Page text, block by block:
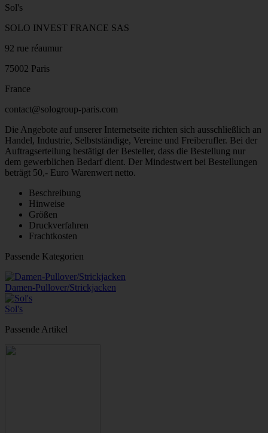
Sol's
SOLO INVEST FRANCE SAS
92 rue réaumur
75002 Paris
France
contact@sologroup-paris.com
Die Angebote auf unserer Internetseite richten sich ausschließlich an
Handel, Industrie, Selbstständige, Vereine und Freiberufler. Bei der
Auftragserteilung bestätigt der Besteller, dass die Bestellung nur
dem gewerblichen Bedarf dient. Der Mindestwert bei Bestellungen
beträgt 50,- Euro Warenwert netto.
Beschreibung
Hinweise
Größen
Druckverfahren
Frachtkosten
Passende Kategorien
Damen-Pullover/Strickjacken
Sol's
Passende Artikel